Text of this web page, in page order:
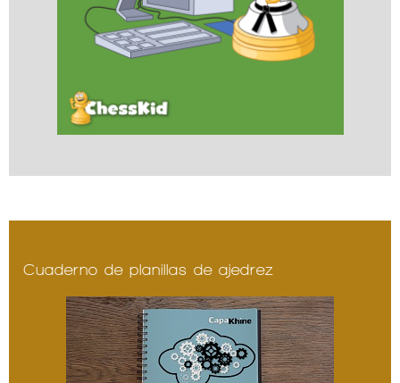
Cuaderno de planillas de ajedrez